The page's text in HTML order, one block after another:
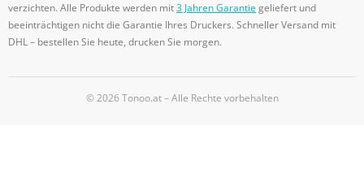
verzichten. Alle Produkte werden mit3 Jahren Garantiegeliefert und
beeinträchtigen nicht die Garantie Ihres Druckers. Schneller Versand mit
DHL – bestellen Sie heute, drucken Sie morgen.
© 2026 Tonoo.at – Alle Rechte vorbehalten